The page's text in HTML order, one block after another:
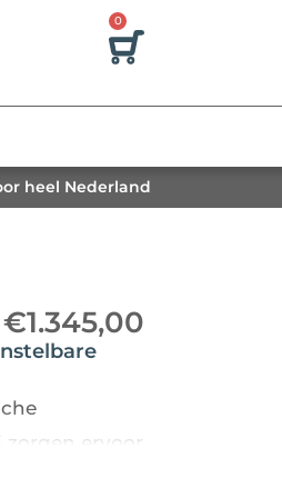
0
heel Nederland
€1.345,00
zorgen ervoor